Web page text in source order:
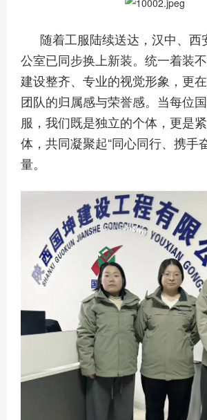
随着工服陆续送达，汉中、西
公室已同步换上新装。统一着装
建设整齐、专业的视觉形象，更
团队的归属感与荣誉感。当每位
服，我们既是独立的个体，更是
体，共同凝聚起“同心同行、携手
量。